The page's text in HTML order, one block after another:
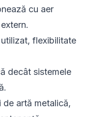
cu aer
flexibilitate
decât sistemele
de artă metalică,